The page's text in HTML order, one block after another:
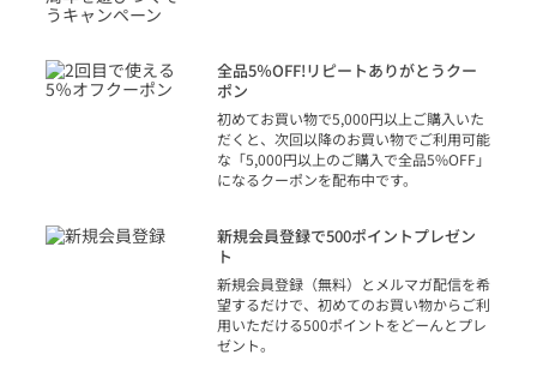
全品5％OFF!リピートありがとうクー
ポン
初めてお買い物で5,000円以上ご購入いた
だくと、次回以降のお買い物でご利用可能
な「5,000円以上のご購入で全品5%OFF」
になるクーポンを配布中です。
新規会員登録で500ポイントプレゼン
ト
新規会員登録（無料）とメルマガ配信を希
望するだけで、初めてのお買い物からご利
用いただける500ポイントをどーんとプレ
ゼント。